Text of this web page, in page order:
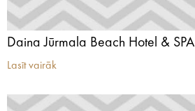
Daina Jūrmala Beach Hotel & SPA
Lasīt vairāk